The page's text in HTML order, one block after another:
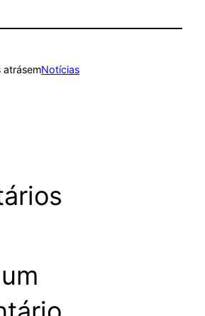
atrásemNotícias